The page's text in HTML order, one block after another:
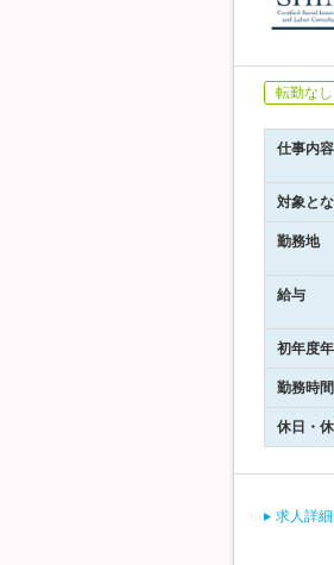
転勤なし
仕事内容
対象と
勤務地
給与
初年度
勤務時間
休日・
求人詳